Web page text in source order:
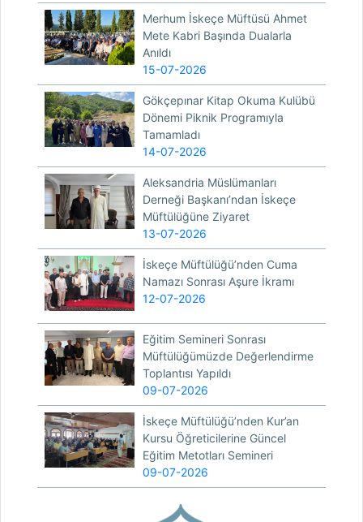
Merhum İskeçe Müftüsü Ahmet
Mete Kabri Başında Dualarla
Anıldı
15-07-2026
Gökçepınar Kitap Okuma Kulübü
Dönemi Piknik Programıyla
Tamamladı
14-07-2026
Aleksandria Müslümanları
Derneği Başkanı’ndan İskeçe
Müftülüğüne Ziyaret
13-07-2026
İskeçe Müftülüğü’nden Cuma
Namazı Sonrası Aşure İkramı
12-07-2026
Eğitim Semineri Sonrası
Müftülüğümüzde Değerlendirme
Toplantısı Yapıldı
09-07-2026
İskeçe Müftülüğü’nden Kur’an
Kursu Öğreticilerine Güncel
Eğitim Metotları Semineri
09-07-2026